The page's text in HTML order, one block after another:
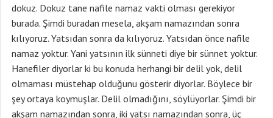
dokuz. Dokuz tane nafile namaz vakti olması gerekiyor
burada. Şimdi buradan mesela, akşam namazından sonra
kılıyoruz. Yatsıdan sonra da kılıyoruz. Yatsıdan önce nafile
namaz yoktur. Yani yatsının ilk sünneti diye bir sünnet yoktur.
Hanefiler diyorlar ki bu konuda herhangi bir delil yok, delil
olmaması müstehap olduğunu gösterir diyorlar. Böylece bir
şey ortaya koymuşlar. Delil olmadığını, söylüyorlar. Şimdi bir
akşam namazından sonra, iki yatsı namazından sonra, üç